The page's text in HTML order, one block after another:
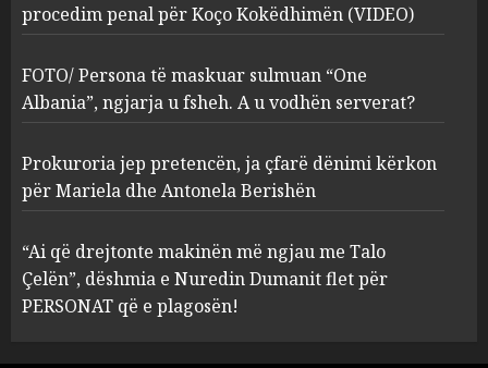
3
FOTO/ Persona të maskuar
sulmuan “One Albania”,
ngjarja u fsheh. A u vodhën
serverat?
MARCH 25, 2025
4
Prokuroria jep pretencën, ja
çfarë dënimi kërkon për
Berishën
MARCH 25, 2025
procedim penal për Koço Kokëdhimën (VIDEO)
FOTO/ Persona të maskuar sulmuan “One
Albania”, ngjarja u fsheh. A u vodhën serverat?
Prokuroria jep pretencën, ja çfarë dënimi kërkon
për Mariela dhe Antonela Berishën
“Ai që drejtonte makinën më ngjau me Talo
Çelën”, dëshmia e Nuredin Dumanit flet për
PERSONAT që e plagosën!